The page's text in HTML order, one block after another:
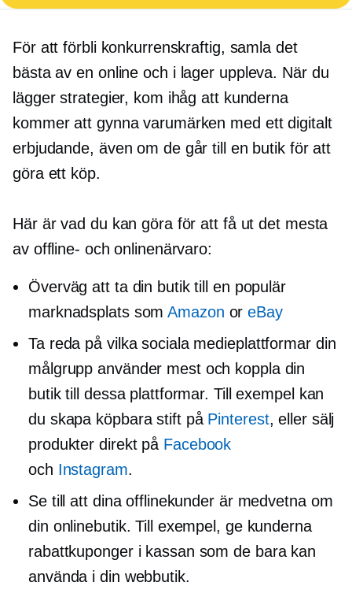
För att förbli konkurrenskraftig, samla det
bästa av en online och i lager uppleva. När du
lägger strategier, kom ihåg att kunderna
kommer att gynna varumärken med ett digitalt
erbjudande, även om de går till en butik för att
göra ett köp.
Här är vad du kan göra för att få ut det mesta
av offline- och onlinenärvaro:
Överväg att ta din butik till en populär
marknadsplats somAmazon oreBay
Ta reda på vilka sociala medieplattformar din
målgrupp använder mest och koppla din
butik till dessa plattformar. Till exempel kan
du skapa köpbara stift på Pinterest, eller sälj
produkter direkt på Facebook
och Instagram.
Se till att dina offlinekunder är medvetna om
din onlinebutik. Till exempel, ge kunderna
rabattkuponger i kassan som de bara kan
använda i din webbutik.